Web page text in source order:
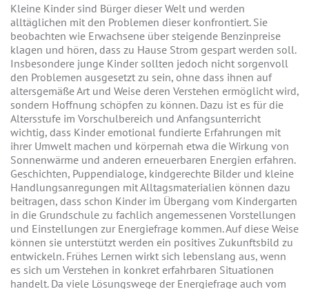
Kleine Kinder sind Bürger dieser Welt und werden
alltäglichen mit den Problemen dieser konfrontiert. Sie
beobachten wie Erwachsene über steigende Benzinpreise
klagen und hören, dass zu Hause Strom gespart werden soll.
Insbesondere junge Kinder sollten jedoch nicht sorgenvoll
den Problemen ausgesetzt zu sein, ohne dass ihnen auf
altersgemäße Art und Weise deren Verstehen ermöglicht wird,
sondern Hoffnung schöpfen zu können. Dazu ist es für die
Altersstufe im Vorschulbereich und Anfangsunterricht
wichtig, dass Kinder emotional fundierte Erfahrungen mit
ihrer Umwelt machen und körpernah etwa die Wirkung von
Sonnenwärme und anderen erneuerbaren Energien erfahren.
Geschichten, Puppendialoge, kindgerechte Bilder und kleine
Handlungsanregungen mit Alltagsmaterialien können dazu
beitragen, dass schon Kinder im Übergang vom Kindergarten
in die Grundschule zu fachlich angemessenen Vorstellungen
und Einstellungen zur Energiefrage kommen. Auf diese Weise
können sie unterstützt werden ein positives Zukunftsbild zu
entwickeln. Frühes Lernen wirkt sich lebenslang aus, wenn
es sich um Verstehen in konkret erfahrbaren Situationen
handelt. Da viele Lösungswege der Energiefrage auch vom